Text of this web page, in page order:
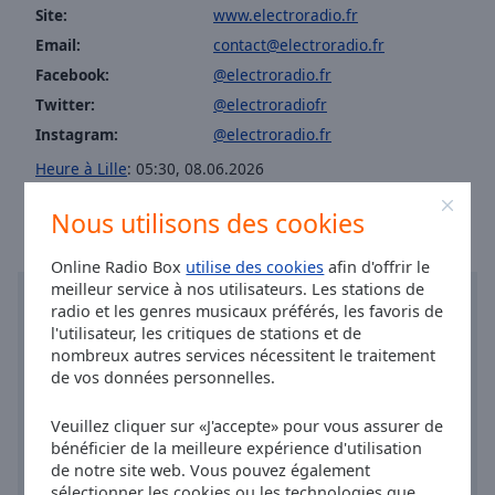
Nous utilisons des cookies
Online Radio Box utilise des cookies afin d'offrir le
meilleur service à nos utilisateurs. Les stations de
radio et les genres musicaux préférés, les favoris de
l'utilisateur, les critiques de stations et de
nombreux autres services nécessitent le traitement
de vos données personnelles.
Veuillez cliquer sur «J'accepte» pour vous assurer de
bénéficier de la meilleure expérience d'utilisation
de notre site web. Vous pouvez également
Area
Background
Opacity
Font
Site:
www.electroradio.fr
Email:
contact@electroradio.fr
Facebook:
@electroradio.fr
Twitter:
@electroradiofr
Instagram:
@electroradio.fr
Heure à Lille: 05:30, 08.06.2026